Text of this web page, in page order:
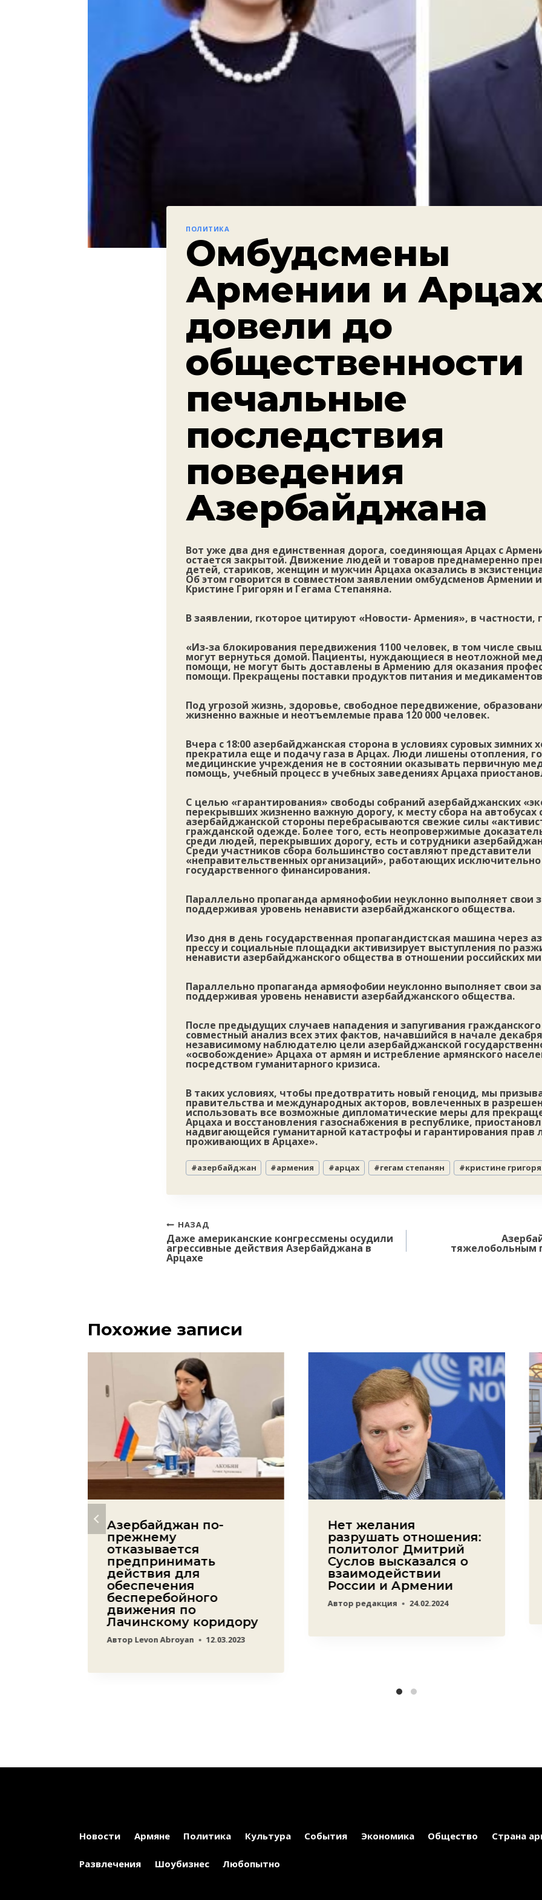
ПОЛИТИКА
Омбудсмены
Армении и
довели до
общественности
печальные
последствия
поведения
Азербайджана
Вот уже два дня единственная дорога, соединяющая Арцах с
остается закрытой. Движение людей и товаров преднамеренно
детей, стариков, женщин и мужчин Арцаха оказались в
Об этом говорится в совместном заявлении омбудсменов Армении
Кристине Григорян и Гегама Степаняна.
В заявлении, rкоторое цитируют «Новости- Армения», в частности,
«Из-за блокирования передвижения 1100 человек, в том числе
могут вернуться домой. Пациенты, нуждающиеся в неотложной
помощи, не могут быть доставлены в Армению для оказания
помощи. Прекращены поставки продуктов питания и
Под угрозой жизнь, здоровье, свободное передвижение,
жизненно важные и неотъемлемые права 120 000 человек.
Вчера с 18:00 азербайджанская сторона в условиях суровых зимних
прекратила еще и подачу газа в Арцах. Люди лишены отопления,
медицинские учреждения не в состоянии оказывать первичную
помощь, учебный процесс в учебных заведениях Арцаха
С целью «гарантирования» свободы собраний азербайджанских
перекрывших жизненно важную дорогу, к месту сбора на автобусах
азербайджанской стороны перебрасываются свежие силы
гражданской одежде. Более того, есть неопровержимые
среди людей, перекрывших дорогу, есть и сотрудники
Среди участников сбора большинство составляют представители
«неправительственных организаций», работающих исключительно
государственного финансирования.
Параллельно пропаганда армянофобии неуклонно выполняет свои
поддерживая уровень ненависти азербайджанского общества.
Изо дня в день государственная пропагандистская машина через
прессу и социальные площадки активизирует выступления по
ненависти азербайджанского общества в отношении российских
Параллельно пропаганда армяофобии неуклонно выполняет свои
поддерживая уровень ненависти азербайджанского общества.
После предыдущих случаев нападения и запугивания
совместный анализ всех этих фактов, начавшийся в начале
независимому наблюдателю цели азербайджанской
«освобождение» Арцаха от армян и истребление армянского
посредством гуманитарного кризиса.
В таких условиях, чтобы предотвратить новый геноцид, мы
правительства и международных акторов, вовлеченных в
использовать все возможные дипломатические меры для
Арцаха и восстановления газоснабжения в республике,
надвигающейся гуманитарной катастрофы и гарантирования прав
проживающих в Арцахе».
Метки
записи:
#азербайджан #армения #арцах #гегам степанян #кристине
Навигация
по
записям
НАЗАД
Даже американские конгрессмены осудили
агрессивные действия Азербайджана в
Арцахе
тяжелобольным
Похожие записи
Азербайджан по-
прежнему
отказывается
предпринимать
действия для
обеспечения
бесперебойного
движения по
Лачинскому коридору
Автор Levon Abroyan 12.03.2023
Нет желания
разрушать отношения:
политолог Дмитрий
Суслов высказался о
взаимодействии
России и Армении
Автор редакция 24.02.2024
Новости Армяне Политика Культура События Экономика Общество Страна
Развлечения Шоубизнес Любопытно